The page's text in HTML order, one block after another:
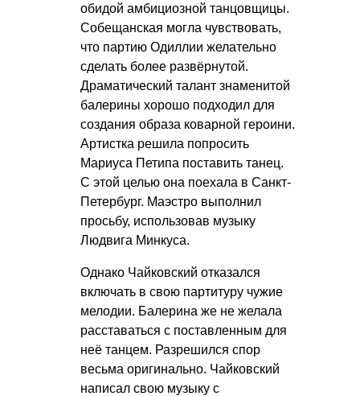
обидой амбициозной танцовщицы.
Собещанская могла чувствовать,
что партию Одиллии желательно
сделать более развёрнутой.
Драматический талант знаменитой
балерины хорошо подходил для
создания образа коварной героини.
Артистка решила попросить
Мариуса Петипа поставить танец.
С этой целью она поехала в Санкт-
Петербург. Маэстро выполнил
просьбу, использовав музыку
Людвига Минкуса.
Однако Чайковский отказался
включать в свою партитуру чужие
мелодии. Балерина же не желала
расставаться с поставленным для
неё танцем. Разрешился спор
весьма оригинально. Чайковский
написал свою музыку с